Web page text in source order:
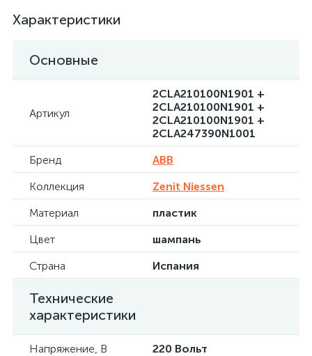
Характеристики
Основные
Артикул
2CLA210100N1901 +
2CLA210100N1901 +
2CLA210100N1901 +
2CLA247390N1001
Бренд
ABB
Коллекция
Zenit Niessen
Материал
пластик
Цвет
шампань
Страна
Испания
Технические
характеристики
Напряжение, В
220 Вольт